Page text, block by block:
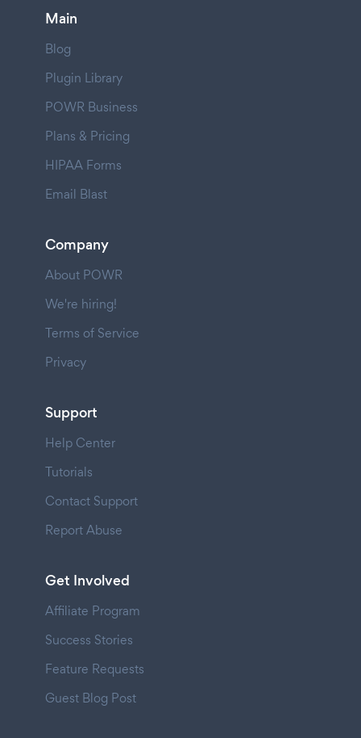
Main
Blog
Plugin Library
POWR Business
Plans & Pricing
HIPAA Forms
Email Blast
Company
About POWR
We're hiring!
Terms of Service
Privacy
Support
Help Center
Tutorials
Contact Support
Report Abuse
Get Involved
Affiliate Program
Success Stories
Feature Requests
Guest Blog Post